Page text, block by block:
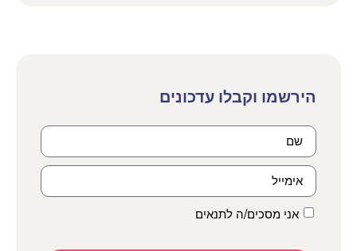
הירשמו וקבלו עדכונים​
אני מסכים/ה לתנאים